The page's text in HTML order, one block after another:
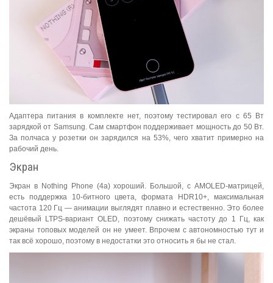
Адаптера питания в комплекте нет, поэтому тестировал его с 65 Вт
зарядкой от Samsung. Сам смартфон поддерживает мощность до 50 Вт.
За полчаса у розетки он зарядился на 53%, чего хватит примерно на
рабочий день.
Экран
Экран в Nothing Phone (4a) хороший. Большой, с AMOLED-матрицей,
есть поддержка 10-битного цвета, формата HDR10+, максимальная
частота 120 Гц — анимации выглядят плавно и естественно. Это более
дешёвый LTPS-вариант OLED, поэтому снижать частоту до 1 Гц, как
экраны топовых моделей он не умеет. Впрочем с автономностью тут и
так всё хорошо, поэтому в недостатки это относить я бы не стал.